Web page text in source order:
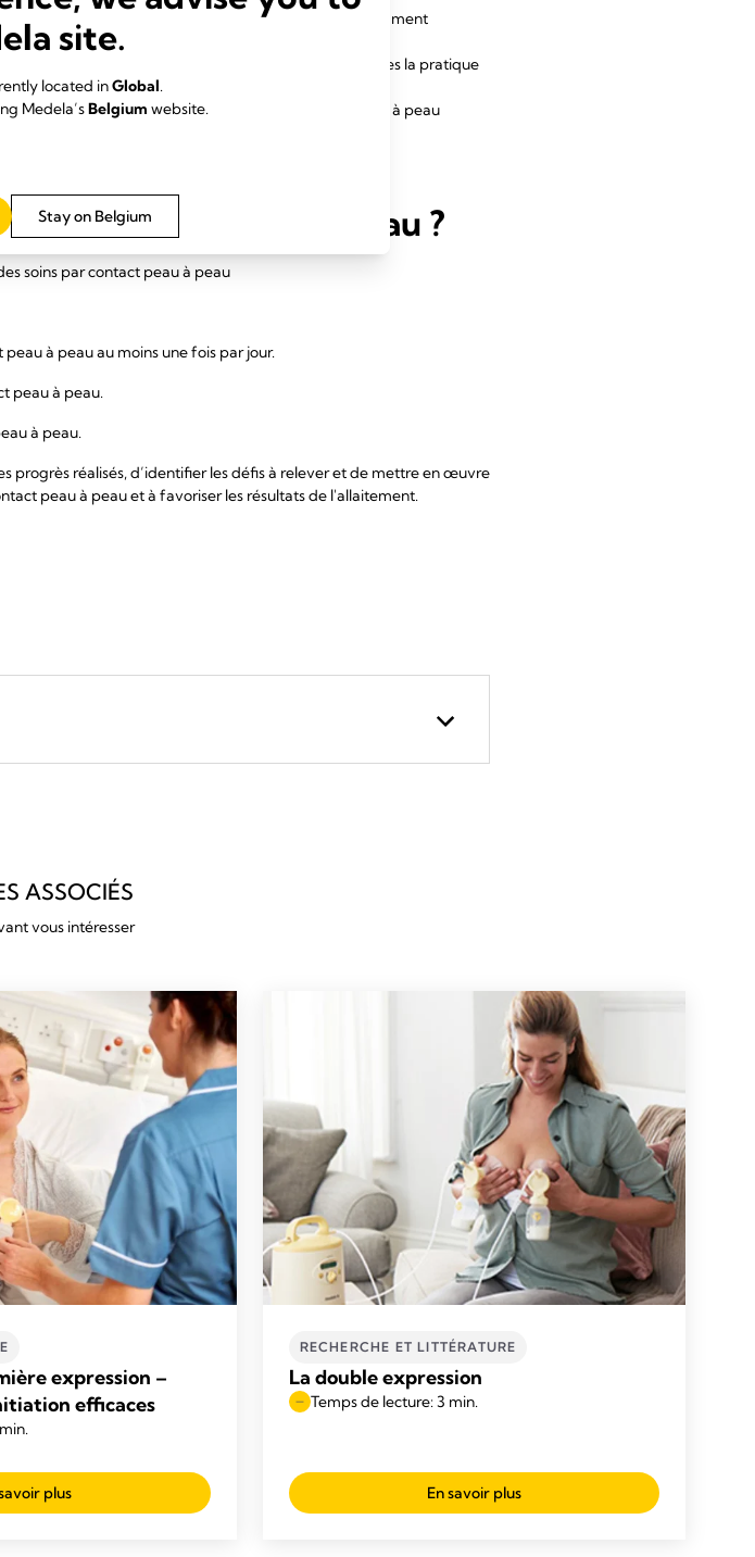
pendant les soins par contact peau à peau (lait récemment
la fréquence, la durée et les raisons pour lesquelles la pratique
à l’allaitement.
les parents à participer à des soins par contact peau à peau
de l’espace et un droit de visite.
par contact peau à peau ?
soins par contact peau à peau
à peau au moins une fois par jour.
peau à peau.
à peau.
progrès réalisés, d’identifier les défis à relever et de mettre en œuvre
peau à peau et à favoriser les résultats de l'allaitement.
ASSOCIÉS
vous intéresser
expression –
efficaces
plus
RECHERCHE ET LITTÉRATURE
La double expression
Temps de lecture: 3 min.
En savoir plus
site.
located inGlobal.
Medela’sBelgium website.
Stay on Belgium